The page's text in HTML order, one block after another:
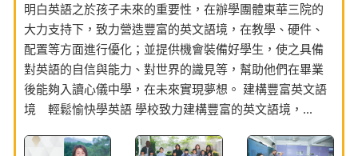
明白英語之於孩子未來的重要性，在辦學團體東華三院的
大力支持下，致力營造豐富的英文語境，在教學、硬件、
配置等方面進行優化；並提供機會裝備好學生，使之具備
對英語的自信與能力、對世界的識見等，幫助他們在畢業
後能夠入讀心儀中學，在未來實現夢想。 建構豐富英文語
境 輕鬆愉快學英語 學校致力建構豐富的英文語境，...